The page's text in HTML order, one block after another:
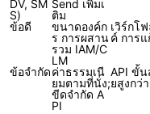
DV, SM
S)
Send เพิ่มเ
ติม
ข้อดี
ขนาดองค์ก
ร การผสาน
รวม IAM/C
LM
เวิร์กโ
ค์ การแ
ข้อจำกัดค่าธรรมเนี
ยมตามที่นั่ง;
ขีดจำกัด A
PI
API ขั้น
ยสูงกว่า